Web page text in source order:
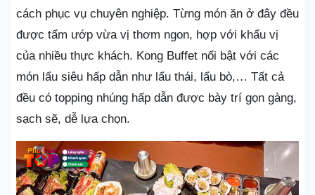
cách phục vụ chuyên nghiệp. Từng món ăn ở đây đều
được tẩm ướp vừa vị thơm ngon, hợp với khẩu vị
của nhiều thực khách. Kong Buffet nổi bật với các
món lẩu siêu hấp dẫn như lẩu thái, lẩu bò,… Tất cả
đều có topping nhúng hấp dẫn được bày trí gọn gàng,
sạch sẽ, dễ lựa chọn.